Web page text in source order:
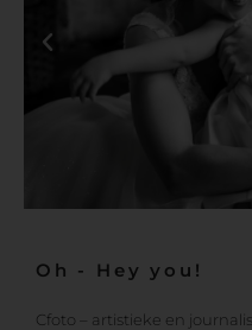
Oh - Hey you!
Cfoto – artistieke en